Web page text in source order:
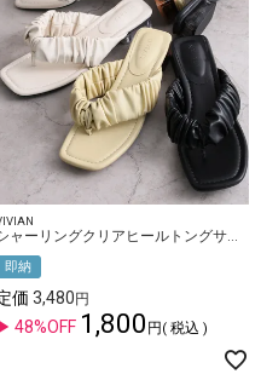
シャーリングクリアヒールトングサンダル
即納
価 3,480
48%OFF 1,800 税込